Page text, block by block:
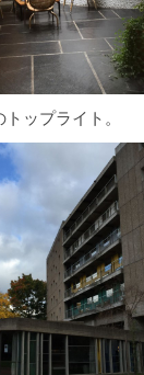
ップライト。